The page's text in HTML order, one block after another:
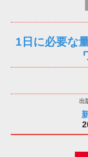
1日に必要な